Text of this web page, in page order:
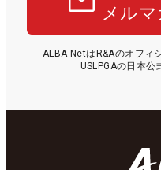
メル
ALBA NetはR&Aのオフィ
USLPGAの日本公